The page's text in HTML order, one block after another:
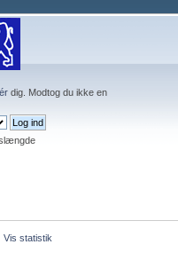
dig. Modtog du ikke en
Vis statistik